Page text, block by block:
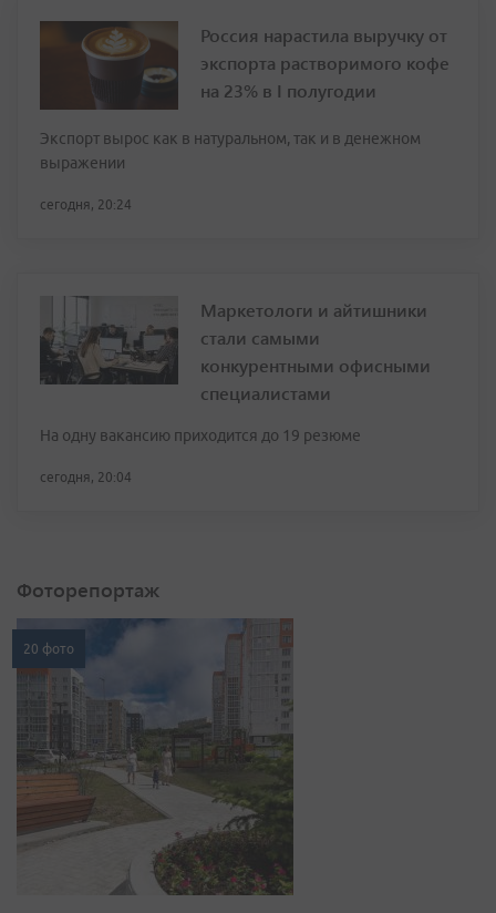
Россия нарастила выручку от
экспорта растворимого кофе
на 23% в I полугодии
Экспорт вырос как в натуральном, так и в денежном
выражении
сегодня, 20:24
Маркетологи и айтишники
стали самыми
конкурентными офисными
специалистами
На одну вакансию приходится до 19 резюме
сегодня, 20:04
Фоторепортаж
20 фото